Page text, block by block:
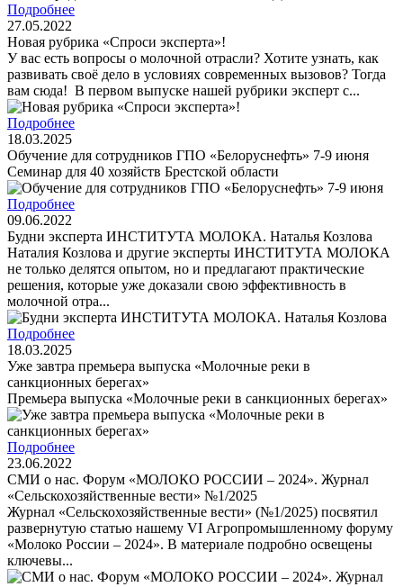
Подробнее
27.05.2022
Новая рубрика «Спроси эксперта»!
У вас есть вопросы о молочной отрасли? Хотите узнать, как
развивать своё дело в условиях современных вызовов? Тогда
вам сюда! В первом выпуске нашей рубрики эксперт с...
Подробнее
18.03.2025
Обучение для сотрудников ГПО «Белоруснефть» 7-9 июня
Семинар для 40 хозяйств Брестской области
Подробнее
09.06.2022
Будни эксперта ИНСТИТУТА МОЛОКА. Наталья Козлова
Наталия Козлова и другие эксперты ИНСТИТУТА МОЛОКА
не только делятся опытом, но и предлагают практические
решения, которые уже доказали свою эффективность в
молочной отра...
Подробнее
18.03.2025
Уже завтра премьера выпуска «Молочные реки в
санкционных берегах»
Премьера выпуска «Молочные реки в санкционных берегах»
Подробнее
23.06.2022
СМИ о нас. Форум «МОЛОКО РОССИИ – 2024». Журнал
«Сельскохозяйственные вести» №1/2025
Журнал «Сельскохозяйственные вести» (№1/2025) посвятил
развернутую статью нашему VI Агропромышленному форуму
«Молоко России – 2024». В материале подробно освещены
ключевы...